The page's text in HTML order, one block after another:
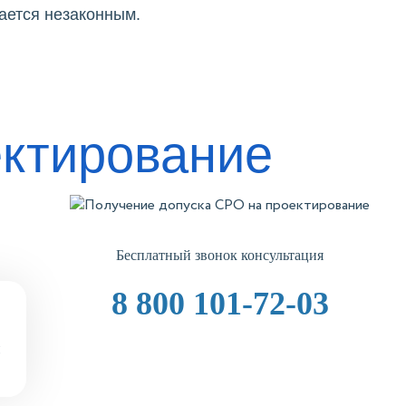
незаконным.
Бесплатный звонок консультация
8 800 101-72-03